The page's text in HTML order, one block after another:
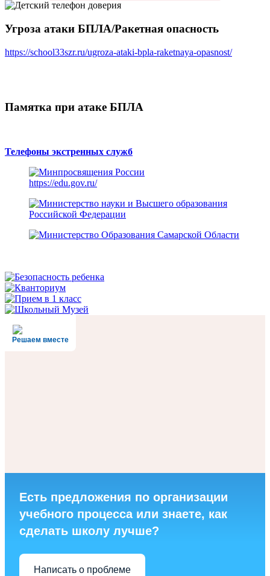
Угроза атаки БПЛА/Ракетная опасность
https://school33szr.ru/ugroza-ataki-bpla-raketnaya-opasnost/
Памятка при атаке БПЛА
Телефоны экстренных служб
https://edu.gov.ru/
Решаем вместе
Есть предложения по организации
учебного процесса или знаете, как
сделать школу лучше?
Написать о проблеме